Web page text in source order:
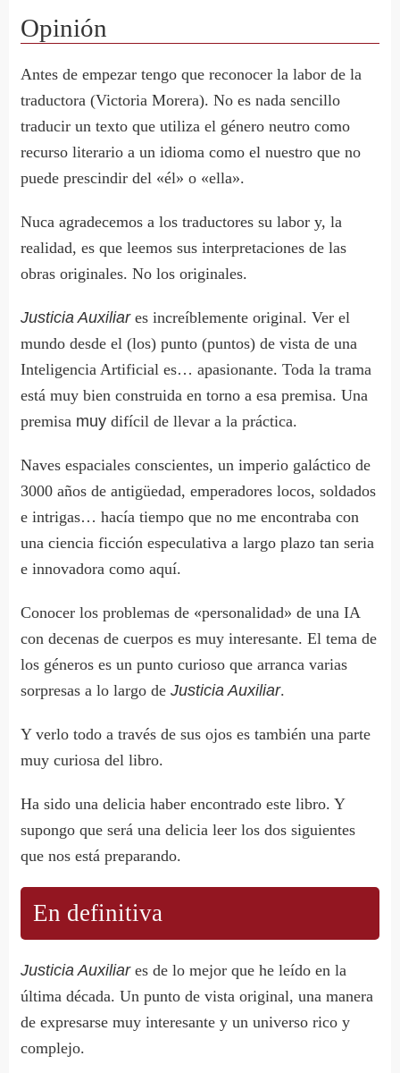
Opinión
Antes de empezar tengo que reconocer la labor de la
traductora (Victoria Morera). No es nada sencillo
traducir un texto que utiliza el género neutro como
recurso literario a un idioma como el nuestro que no
puede prescindir del «él» o «ella».
Nuca agradecemos a los traductores su labor y, la
realidad, es que leemos sus interpretaciones de las
obras originales. No los originales.
Justicia Auxiliares increíblemente original. Ver el
mundo desde el (los) punto (puntos) de vista de una
Inteligencia Artificial es… apasionante. Toda la trama
está muy bien construida en torno a esa premisa. Una
premisa muy difícil de llevar a la práctica.
Naves espaciales conscientes, un imperio galáctico de
3000 años de antigüedad, emperadores locos, soldados
e intrigas… hacía tiempo que no me encontraba con
una ciencia ficción especulativa a largo plazo tan seria
e innovadora como aquí.
Conocer los problemas de «personalidad» de una IA
con decenas de cuerpos es muy interesante. El tema de
los géneros es un punto curioso que arranca varias
sorpresas a lo largo deJusticia Auxiliar.
Y verlo todo a través de sus ojos es también una parte
muy curiosa del libro.
Ha sido una delicia haber encontrado este libro. Y
supongo que será una delicia leer los dos siguientes
que nos está preparando.
En definitiva
Justicia Auxiliares de lo mejor que he leído en la
última década. Un punto de vista original, una manera
de expresarse muy interesante y un universo rico y
complejo.